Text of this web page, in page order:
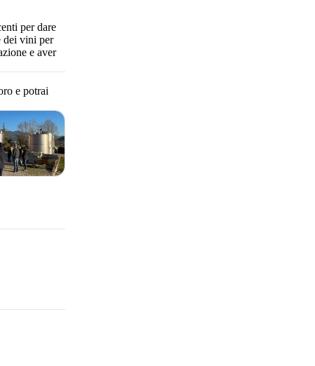
per dare
dei vini per
e aver
e potrai